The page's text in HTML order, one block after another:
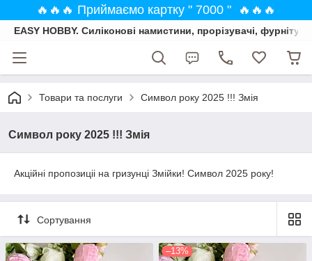
🔥🔥🔥 Приймаємо картку " 7000 " 🔥🔥🔥
EASY HOBBY. Силіконові намистини, прорізувачі,
Товари та послуги Символ року 2025 !!! Змія
Символ року 2025 !!! Змія
Акційні пропозиціі на гризунці Змійки! Символ 2025 року!
Сортування
–13%